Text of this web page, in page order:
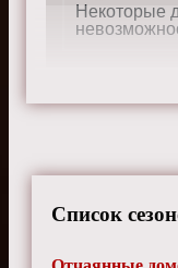
Некоторые
Список